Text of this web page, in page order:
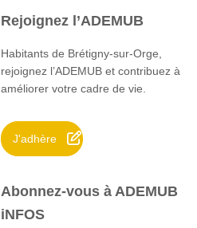
r
h
e
r
:
Rejoignez l’ADEMUB
Habitants de Brétigny-sur-Orge,
rejoignez l’ADEMUB et contribuez à
améliorer votre cadre de vie.
J'adhère
Abonnez-vous à ADEMUB
iNFOS